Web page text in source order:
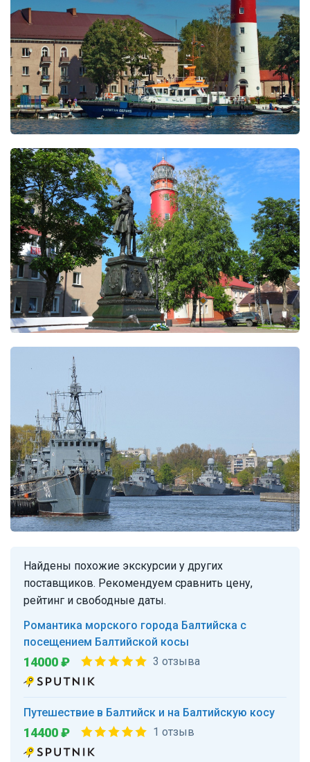
Найдены похожие экскурсии у других
поставщиков. Рекомендуем сравнить цену,
рейтинг и свободные даты.
Романтика морского города Балтийска с
посещением Балтийской косы
14000 ₽ 3 отзыва
Путешествие в Балтийск и на Балтийскую косу
14400 ₽ 1 отзыв